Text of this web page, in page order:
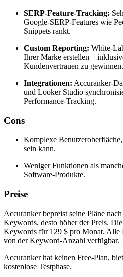
SERP-Feature-Tracking:
Google-SERP-Features wie
Snippets rankt.
Custom Reporting: White-
Ihrer Marke erstellen –
Kundenvertrauen zu gewinnen.
Integrationen: Accuranker-
und Looker Studio
Performance-Tracking.
Cons
Komplexe
sein kann.
Weniger Funktionen als
Software-Produkte.
Preise
Accuranker bepreist seine Pläne
Keywords, desto höher der Preis.
Keywords für 129 $ pro Monat. Alle
von der Keyword-Anzahl verfügbar.
Accuranker hat keinen Free-Plan,
kostenlose Testphase.